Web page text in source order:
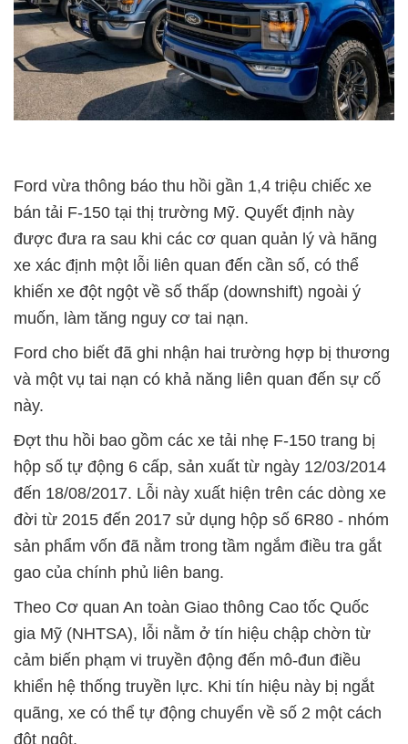
Ford vừa thông báo thu hồi gần 1,4 triệu chiếc xe
bán tải F-150 tại thị trường Mỹ. Quyết định này
được đưa ra sau khi các cơ quan quản lý và hãng
xe xác định một lỗi liên quan đến cần số, có thể
khiến xe đột ngột về số thấp (downshift) ngoài ý
muốn, làm tăng nguy cơ tai nạn.
Ford cho biết đã ghi nhận hai trường hợp bị thương
và một vụ tai nạn có khả năng liên quan đến sự cố
này.
Đợt thu hồi bao gồm các xe tải nhẹ F-150 trang bị
hộp số tự động 6 cấp, sản xuất từ ngày 12/03/2014
đến 18/08/2017. Lỗi này xuất hiện trên các dòng xe
đời từ 2015 đến 2017 sử dụng hộp số 6R80 - nhóm
sản phẩm vốn đã nằm trong tầm ngắm điều tra gắt
gao của chính phủ liên bang.
Theo Cơ quan An toàn Giao thông Cao tốc Quốc
gia Mỹ (NHTSA), lỗi nằm ở tín hiệu chập chờn từ
cảm biến phạm vi truyền động đến mô-đun điều
khiển hệ thống truyền lực. Khi tín hiệu này bị ngắt
quãng, xe có thể tự động chuyển về số 2 một cách
đột ngột.